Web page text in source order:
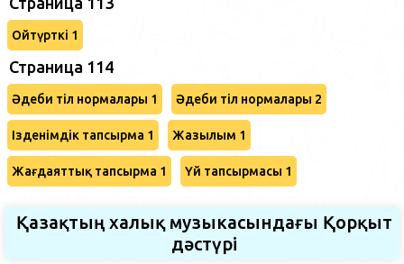
Ойтүрткі 1
Страница 114
Әдеби тіл нормалары 1 Әдеби тіл нормалары 2
Ізденімдік тапсырма 1 Жазылым 1
Жағдаяттық тапсырма 1 Үй тапсырмасы 1
Қазақтың халық музыкасындағы Қорқыт
дәстүрі